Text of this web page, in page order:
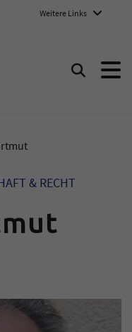
Weitere Links
Suchen
& RECHT